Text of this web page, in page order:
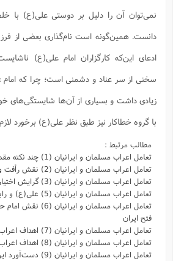
نمی‌توان آن را دلیل بر دوستی علی(ع) با
دانست. همین‌گونه است نام‌گذاری بعضی از
ادعای این‌که کارگزاران امام علی(ع)
سخنی از سر عناد و دشمنی است؛ چرا که امام
زیادی داشت و بسیاری از آن‌ها شایستگی‌های
با گروه خطاکار نیز طبق نظر علی(ع) برخورد
مطالب مرتبط :
تعامل اعراب مسلمان و ایرانیان (1) چند نکته مقدماتی
تعامل اعراب مسلمان و ایرانیان (2) نقش رأفت و منطق اسلام در فتح ایران
تعامل اعراب مسلمان و ایرانیان (3) گرایش اختیاری ایرانیان به اسلام
تعامل اعراب مسلمان و ایرانیان (5) علی(ع) و رابطه‌ او با ایرانیان
تعامل اعراب مسلمان و
فتح ایران
تعامل اعراب مسلمان و ایرانیان (7) اهداف اعراب از حمله به ایران (1)
تعامل اعراب مسلمان و ایرانیان (8) اهداف اعراب از حمله به ایران (2)
تعامل اعراب مسلمان و ایرانیان (9) دست‌آورد ایرانیان از حمله اعراب